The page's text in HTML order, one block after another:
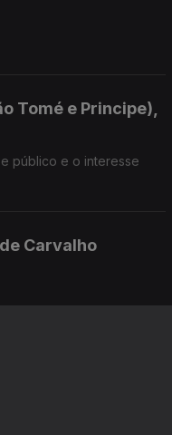
Tomé e Principe),
público e o interesse
Carvalho